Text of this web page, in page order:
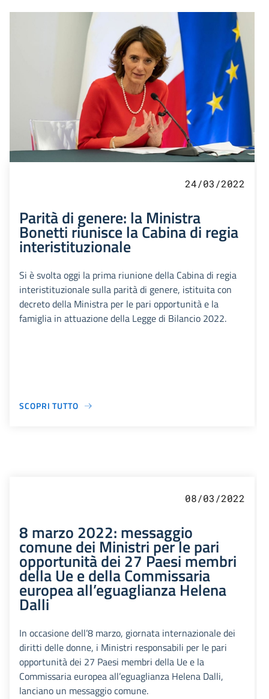
24/03/2022
Parità di genere: la Ministra
Bonetti riunisce la Cabina di regia
interistituzionale
Si è svolta oggi la prima riunione della Cabina di regia
interistituzionale sulla parità di genere, istituita con
decreto della Ministra per le pari opportunità e la
famiglia in attuazione della Legge di Bilancio 2022.
SCOPRI TUTTO
08/03/2022
8 marzo 2022: messaggio
comune dei Ministri per le pari
opportunità dei 27 Paesi membri
della Ue e della Commissaria
europea all’eguaglianza Helena
Dalli
In occasione dell’8 marzo, giornata internazionale dei
diritti delle donne, i Ministri responsabili per le pari
opportunità dei 27 Paesi membri della Ue e la
Commissaria europea all’eguaglianza Helena Dalli,
lanciano un messaggio comune.